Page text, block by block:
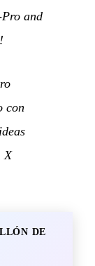
and
con
X
DE